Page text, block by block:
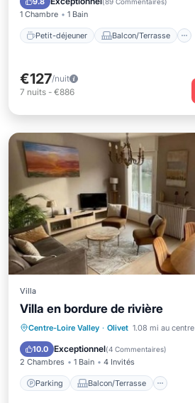
1 Chambre 1 Bain
Petit-déjeuner Balcon/Terrasse
€127/nuit
7 nuits - €886
Villa
Villa en bordure de rivière
Centre-Loire Valley · Olivet 1.08 mi au centre
10.0 Exceptionnel(4 Commentaires)
2 Chambres 1 Bain 4 Invités
Parking Balcon/Terrasse
Parking Balcon/Terrasse
Internet